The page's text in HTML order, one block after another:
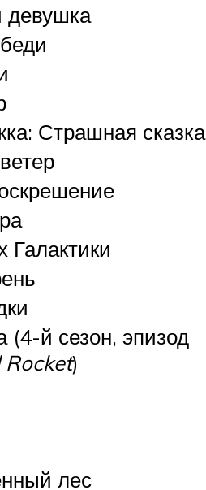
девушка
Страшная сказка
Галактики
(4-й сезон, эпизод
Rocket)
лес